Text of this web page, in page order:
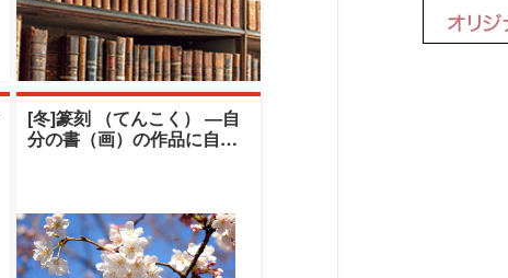
[冬]篆刻 （てんこく） ―自
分の書（画）の作品に自刻